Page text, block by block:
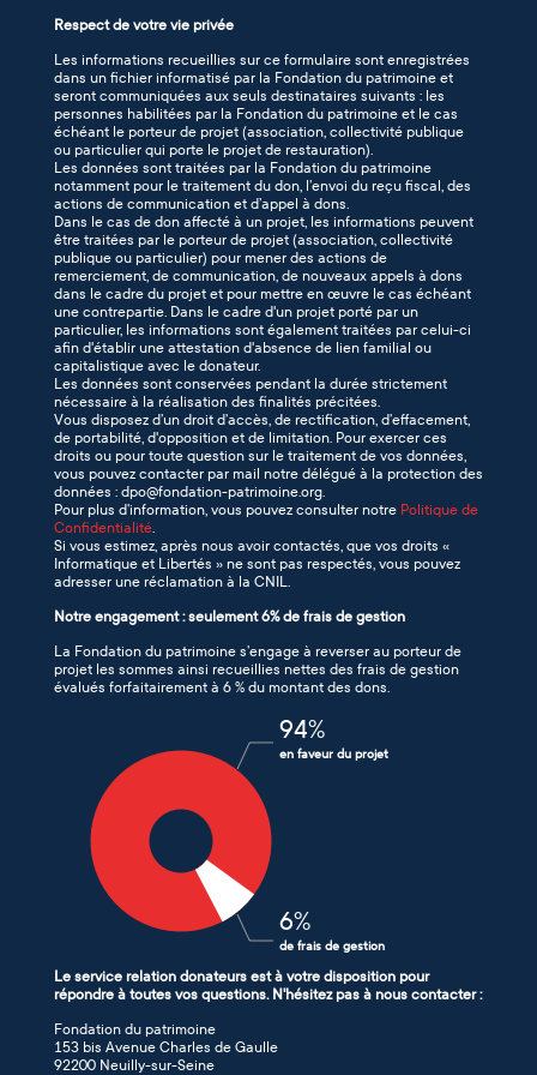
Respect de votre vie privée
Les informations recueillies sur ce formulaire sont enregistrées
dans un fichier informatisé par la Fondation du patrimoine et
seront communiquées aux seuls destinataires suivants : les
personnes habilitées par la Fondation du patrimoine et le cas
échéant le porteur de projet (association, collectivité publique
ou particulier qui porte le projet de restauration).
Les données sont traitées par la Fondation du patrimoine
notamment pour le traitement du don, l’envoi du reçu fiscal, des
actions de communication et d’appel à dons.
Dans le cas de don affecté à un projet, les informations peuvent
être traitées par le porteur de projet (association, collectivité
publique ou particulier) pour mener des actions de
remerciement, de communication, de nouveaux appels à dons
dans le cadre du projet et pour mettre en œuvre le cas échéant
une contrepartie. Dans le cadre d'un projet porté par un
particulier, les informations sont également traitées par celui-ci
afin d'établir une attestation d'absence de lien familial ou
capitalistique avec le donateur.
Les données sont conservées pendant la durée strictement
nécessaire à la réalisation des finalités précitées.
Vous disposez d’un droit d’accès, de rectification, d’effacement,
de portabilité, d'opposition et de limitation. Pour exercer ces
droits ou pour toute question sur le traitement de vos données,
vous pouvez contacter par mail notre délégué à la protection des
données : dpo@fondation-patrimoine.org.
Pour plus d’information, vous pouvez consulter notre Politique de
Confidentialité.
Si vous estimez, après nous avoir contactés, que vos droits «
Informatique et Libertés » ne sont pas respectés, vous pouvez
adresser une réclamation à la CNIL.
Notre engagement : seulement 6% de frais de gestion
La Fondation du patrimoine s’engage à reverser au porteur de
projet les sommes ainsi recueillies nettes des frais de gestion
évalués forfaitairement à 6 % du montant des dons.
94%
en faveur du projet
6%
de frais de gestion
Le service relation donateurs est à votre disposition pour
répondre à toutes vos questions. N'hésitez pas à nous contacter :
Fondation du patrimoine
153 bis Avenue Charles de Gaulle
92200 Neuilly-sur-Seine